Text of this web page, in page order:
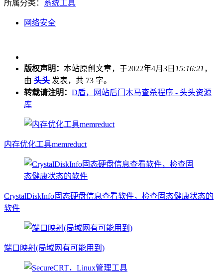
所属分类： 系统工具
网络安全
版权声明： 本站原创文章，于2022年4月3日 15:16:21 ，
由 头头 发表，共 73 字。
转载请注明： D盾，网站后门木马查杀程序 - 头头资源
库
内存优化工具memreduct
CrystalDiskInfo固态硬盘信息查看软件，检查固态健康状态的
软件
端口映射(局域网有可能用到)